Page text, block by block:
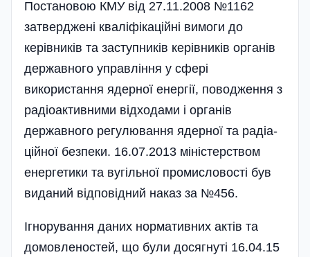
Постановою КМУ від 27.11.2008 №1162
затверджені кваліфікаційні вимоги до
керівників та заступників керівників органів
державного управління у сфері
використання ядерної енергії, поводження з
радіоактивними відходами і органів
державного регулювання ядерної та радіа­
ційної безпеки. 16.07.2013 міністерством
енергетики та вугільної промисловості був
виданий відповідний наказ за №456.
Ігнорування даних нормативних актів та
домовленостей, що були досягнуті 16.04.15